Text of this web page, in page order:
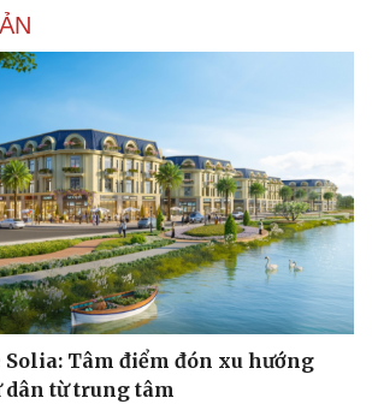
Solia: Tâm điểm đón xu hướng
dân từ trung tâm